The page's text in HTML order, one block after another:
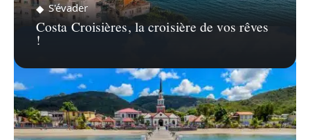
S'évader
Costa Croisières, la croisière de vos rêves
!